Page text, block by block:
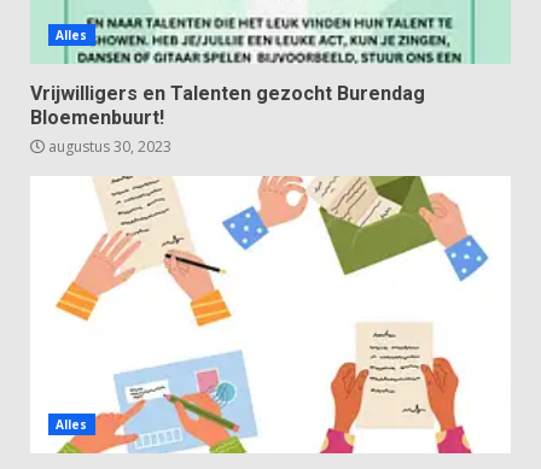
Alles
Vrijwilligers en Talenten gezocht Burendag
Bloemenbuurt!
augustus 30, 2023
Alles